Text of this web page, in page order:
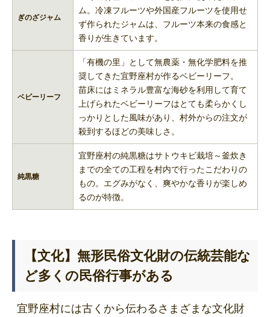
ぎのざジャム
ム。冷凍フルーツや外国産フルーツを使用せ
ず作られたジャムは、フルーツ本来の食感と
香りが生きています。
ベビーリーフ
「有機の里」として無農薬・無化学肥料を推
奨してきた宜野座村が作るベビーリーフ。
苗床にはミネラル豊富な海砂を利用して育て
上げられたベビーリーフはとても柔らかくし
っかりとした風味があり、村外からの注文が
殺到するほどの美味しさ。
純黒糖
宜野座村の純黒糖はサトウキビ栽培～釜炊き
までの全ての工程を村内で行ったこだわりの
もの。エグみがなく、爽やかな香りが楽しめ
るのが特徴。
【文化】無形民俗文化財の伝統芸能な
ど多くの民俗行事がある
宜野座村には古くから伝わるさまざまな文化財